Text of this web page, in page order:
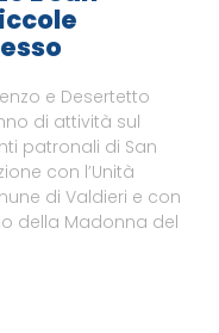
e Desertetto
di attività sul
patronali di San
con l’Unità
di Valdieri e con
della Madonna del